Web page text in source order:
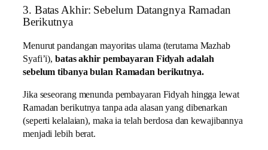
3. Batas Akhir: Sebelum Datangnya Ramadan
Berikutnya
Menurut pandangan mayoritas ulama (terutama Mazhab
Syafi’i),batas akhir pembayaran Fidyah adalah
sebelum tibanya bulan Ramadan berikutnya.
Jika seseorang menunda pembayaran Fidyah hingga lewat
Ramadan berikutnya tanpa ada alasan yang dibenarkan
(seperti kelalaian), maka ia telah berdosa dan kewajibannya
menjadi lebih berat.